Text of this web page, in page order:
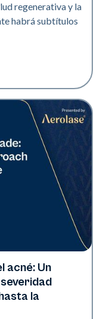
regenerativa y la
habrá subtítulos
acné: Un
la